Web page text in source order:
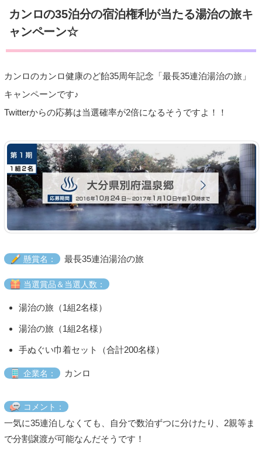
カンロの35泊分の宿泊権利が当たる湯治の旅キ
ャンペーン☆
カンロのカンロ健康のど飴35周年記念「最長35連泊湯治の旅」
キャンペーンです♪
Twitterからの応募は当選確率が2倍になるそうですよ！！
懸賞名： 最長35連泊湯治の旅
当選賞品＆当選人数：
湯治の旅（1組2名様）
湯治の旅（1組2名様）
手ぬぐい巾着セット（合計200名様）
企業名： カンロ
コメント：
一気に35連泊しなくても、自分で数泊ずつに分けたり、2親等ま
で分割譲渡が可能なんだそうです！